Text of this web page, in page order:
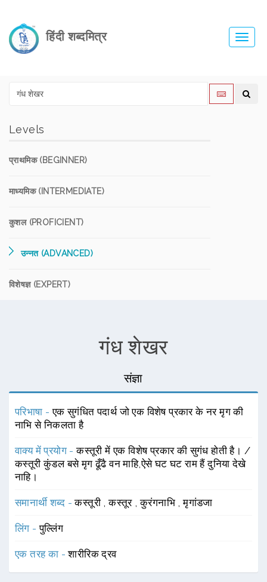
हिंदी शब्दमित्र
Levels
प्राथमिक (BEGINNER)
माध्यमिक (INTERMEDIATE)
कुशल (PROFICIENT)
उन्नत (ADVANCED)
विशेषज्ञ (EXPERT)
गंध शेखर
संज्ञा
परिभाषा -एक सुगंधित पदार्थ जो एक विशेष प्रकार के नर मृग की
नाभि से निकलता है
वाक्य में प्रयोग -कस्तूरी में एक विशेष प्रकार की सुगंध होती है। /
कस्तूरी कुंडल बसे मृग ढूँढै वन माहि,ऐसे घट घट राम हैं दुनिया देखे
नाहि।
समानार्थी शब्द -कस्तूरी ,कस्तूर ,कुरंगनाभि ,मृगांडजा
लिंग -पुल्लिंग
एक तरह का -शारीरिक द्रव